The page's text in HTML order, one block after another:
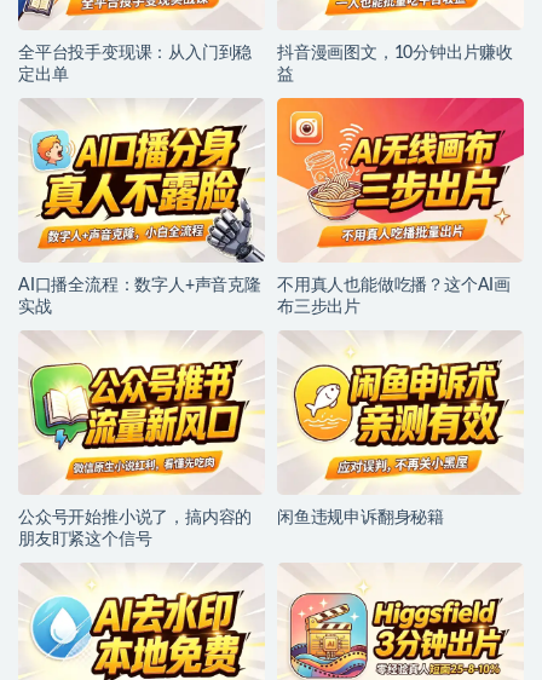
全平台投手变现课：从入门到稳
定出单
抖音漫画图文，10分钟出片赚收
益
AI口播全流程：数字人+声音克隆
实战
不用真人也能做吃播？这个AI画
布三步出片
公众号开始推小说了，搞内容的
朋友盯紧这个信号
闲鱼违规申诉翻身秘籍